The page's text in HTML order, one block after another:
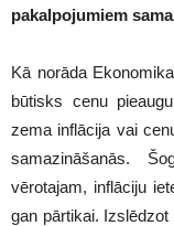
pakalpojumiem
Kā norāda
būtisks cenu
zema inflācija vai
samazināšanās.
vērotajam, inflāciju
gan pārtikai.